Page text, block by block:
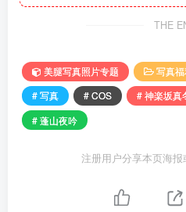
THE
美腿写真照片专题
写真
# 写真
# COS # 神楽坂真
# 蓬山夜吟
注册用户分享本页海